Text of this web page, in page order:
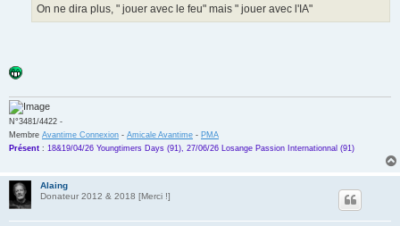
On ne dira plus, " jouer avec le feu" mais " jouer avec l'IA"
N°3481/4422 -
Membre Avantime Connexion - Amicale Avantime - PMA
Présent : 18&19/04/26 Youngtimers Days (91), 27/06/26 Losange Passion Internationnal (91)
Alaing
Donateur 2012 & 2018 [Merci !]